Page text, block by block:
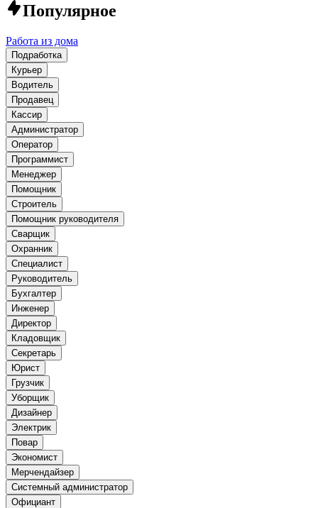
Популярное
Работа из дома
Подработка
Курьер
Водитель
Продавец
Кассир
Администратор
Оператор
Программист
Менеджер
Помощник
Строитель
Помощник руководителя
Сварщик
Охранник
Специалист
Руководитель
Бухгалтер
Инженер
Директор
Кладовщик
Секретарь
Юрист
Грузчик
Уборщик
Дизайнер
Электрик
Повар
Экономист
Мерчендайзер
Системный администратор
Официант